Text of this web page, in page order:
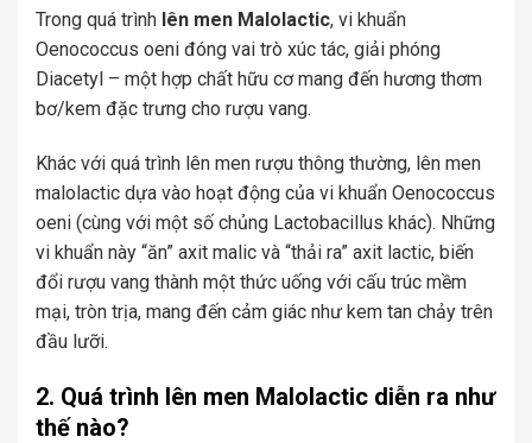
Trong quá trình lên men Malolactic, vi khuẩn
Oenococcus oeni đóng vai trò xúc tác, giải phóng
Diacetyl – một hợp chất hữu cơ mang đến hương thơm
bơ/kem đặc trưng cho rượu vang.
Khác với quá trình lên men rượu thông thường, lên men
malolactic dựa vào hoạt động của vi khuẩn Oenococcus
oeni (cùng với một số chủng Lactobacillus khác). Những
vi khuẩn này “ăn” axit malic và “thải ra” axit lactic, biến
đổi rượu vang thành một thức uống với cấu trúc mềm
mại, tròn trịa, mang đến cảm giác như kem tan chảy trên
đầu lưỡi.
2. Quá trình lên men Malolactic diễn ra như
thế nào?